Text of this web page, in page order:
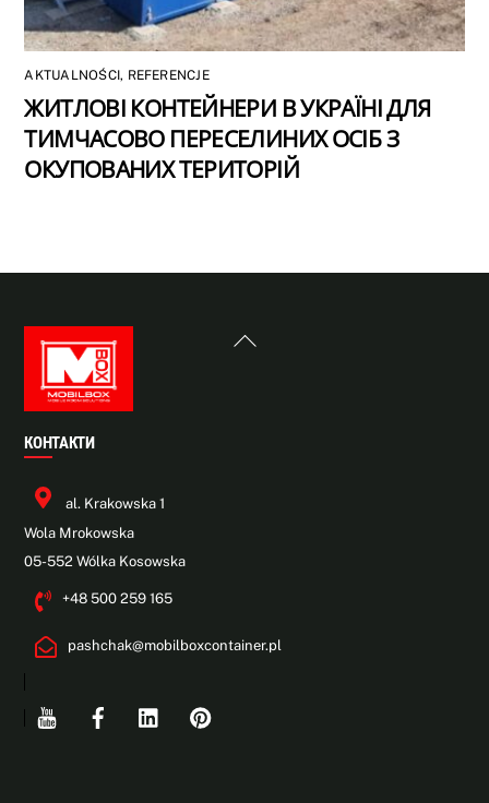
AKTUALNOŚCI, REFERENCJE
ЖИТЛОВІ КОНТЕЙНЕРИ В УКРАЇНІ ДЛЯ
ТИМЧАСОВО ПЕРЕСЕЛИНИХ ОСІБ З
ОКУПОВАНИХ ТЕРИТОРІЙ
Back
КОНТАКТИ
al. Krakowska 1
Wola Mrokowska
05-552 Wólka Kosowska
+48 500 259 165
pashchak@mobilboxcontainer.pl
Youtube Linkedin